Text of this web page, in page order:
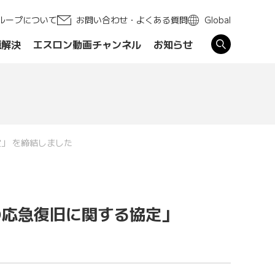
決 エスロン動画チャンネル お知らせ
ープについて お問い合わせ・よくある質問 Global
を締結しました
急復旧に関する協定」